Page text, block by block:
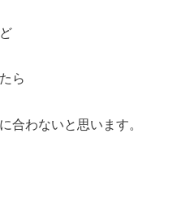
ら
合わないと思います。